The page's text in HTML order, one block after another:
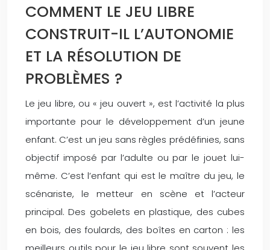
COMMENT LE JEU LIBRE
CONSTRUIT-IL L’AUTONOMIE
ET LA RÉSOLUTION DE
PROBLÈMES ?
Le jeu libre, ou « jeu ouvert », est l’activité la plus
importante pour le développement d’un jeune
enfant. C’est un jeu sans règles prédéfinies, sans
objectif imposé par l’adulte ou par le jouet lui-
même. C’est l’enfant qui est le maître du jeu, le
scénariste, le metteur en scène et l’acteur
principal. Des gobelets en plastique, des cubes
en bois, des foulards, des boîtes en carton : les